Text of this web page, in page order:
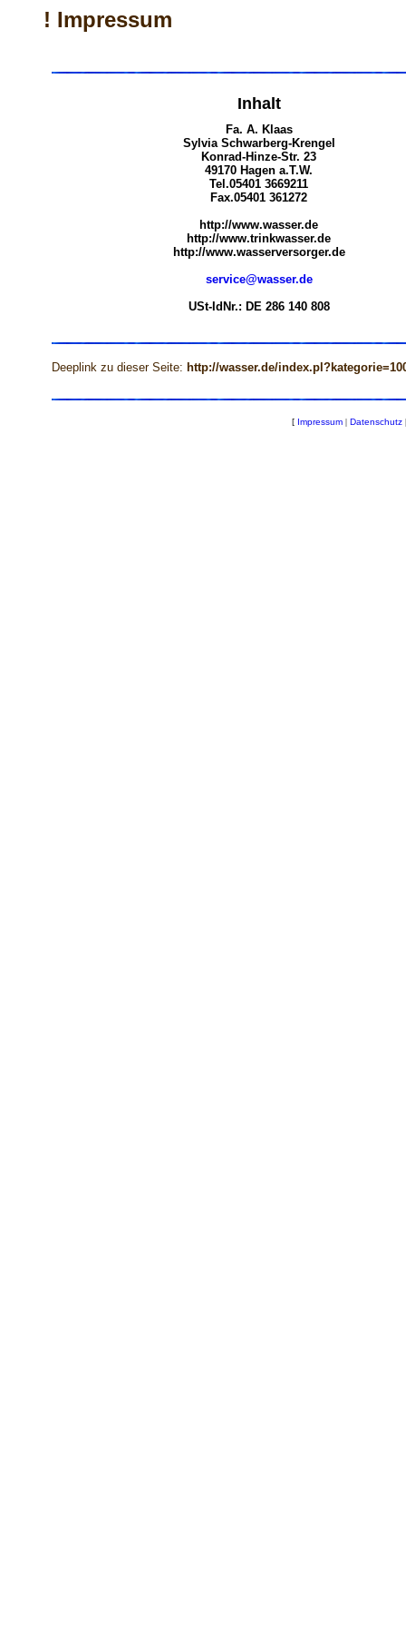
! Impressum
Inhalt
Fa. A. Klaas
Sylvia Schwarberg-Krengel
Konrad-Hinze-Str. 23
49170 Hagen a.T.W.
Tel.05401 3669211
Fax.05401 361272
http://www.wasser.de
http://www.trinkwasser.de
http://www.wasserversorger.de
service@wasser.de
USt-IdNr.: DE 286 140 808
Deeplink zu dieser Seite: http://wasser.de/
[ Impressum | Datenschutz